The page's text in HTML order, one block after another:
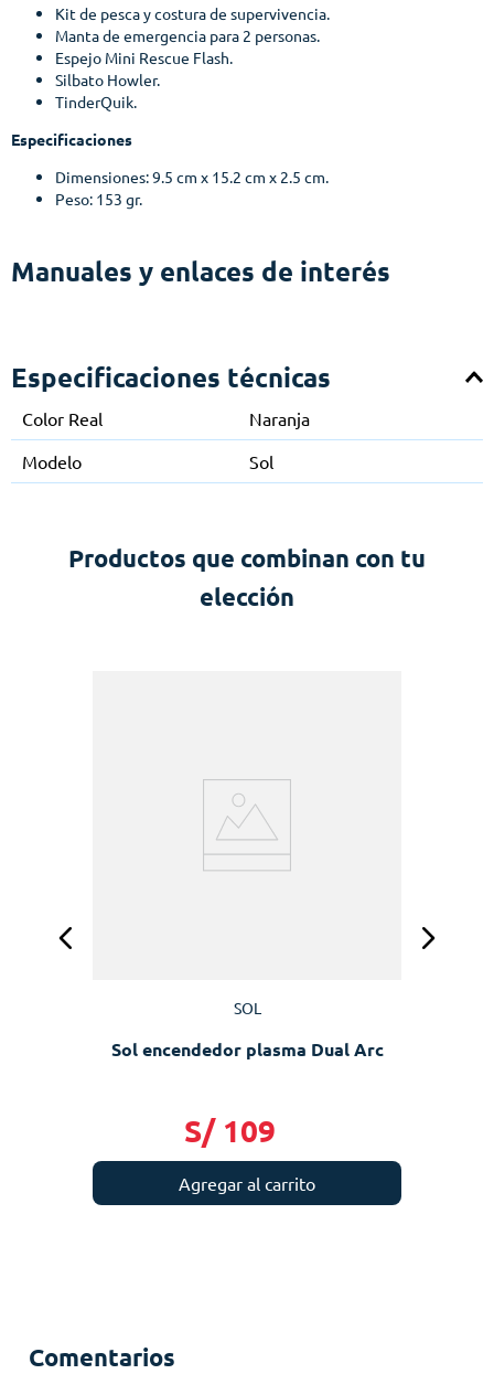
Kit de pesca y costura de supervivencia.
Manta de emergencia para 2 personas.
Espejo Mini Rescue Flash.
Silbato Howler.
TinderQuik.
Especificaciones
Dimensiones: 9.5 cm x 15.2 cm x 2.5 cm.
Peso: 153 gr.
Manuales y enlaces de interés
Especificaciones técnicas
Color Real
Naranja
Modelo
Sol
Productos que combinan con tu
elección
SOL
Sol encendedor plasma Dual Arc
S/ 109
Agregar al carrito
Comentarios